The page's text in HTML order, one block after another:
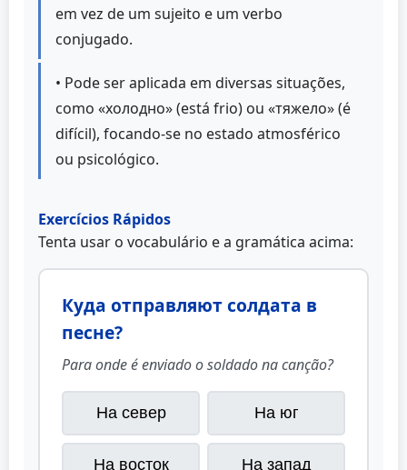
em vez de um sujeito e um verbo
conjugado.
• Pode ser aplicada em diversas situações,
como «холодно» (está frio) ou «тяжело» (é
difícil), focando-se no estado atmosférico
ou psicológico.
Exercícios Rápidos
Tenta usar o vocabulário e a gramática acima:
Куда отправляют солдата в
песне?
Para onde é enviado o soldado na canção?
На север На юг
На восток На запад